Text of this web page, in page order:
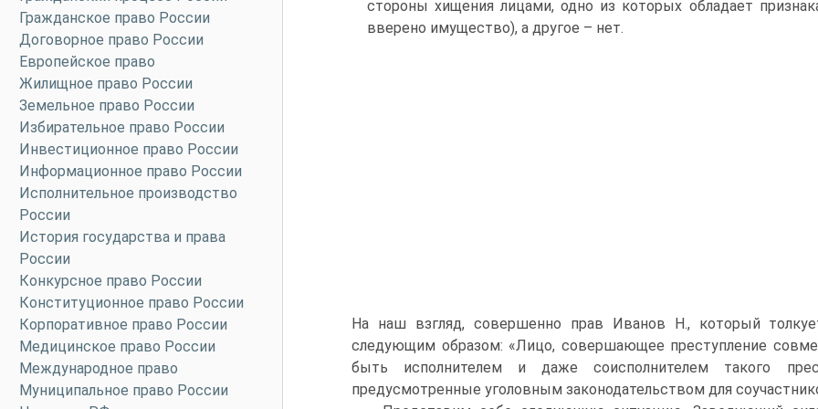
Гражданское право России
Договорное право России
Европейское право
Жилищное право России
Земельное право России
Избирательное право России
Инвестиционное право России
Информационное право России
Исполнительное производство
России
История государства и права
России
Конкурсное право России
Конституционное право России
Корпоративное право России
Медицинское право России
Международное право
Муниципальное право России
стороны хищения лицами, одно из которых обладает
вверено имущество), а другое – нет.
На наш взгляд, совершенно прав Иванов Н., который
следующим образом: «Лицо, совершающее преступление
быть исполнителем и даже соисполнителем такого
предусмотренные уголовным законодательством для